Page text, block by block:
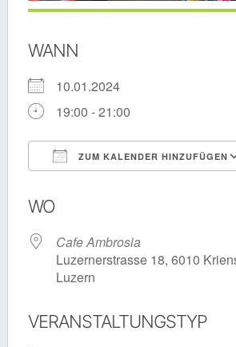
WANN
10.01.2024
19:00 - 21:00
ZUM KALENDER HINZUFÜGEN
WO
Cafe Ambrosia
Luzernerstrasse 18, 6010
Luzern
VERANSTALTUNGSTYP